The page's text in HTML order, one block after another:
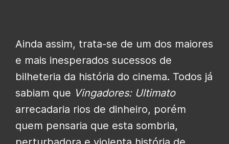
Ainda assim, trata-se de um dos maiores
e mais inesperados sucessos de
bilheteria da história do cinema. Todos já
sabiam que Vingadores: Ultimato
arrecadaria rios de dinheiro, porém
quem pensaria que esta sombria,